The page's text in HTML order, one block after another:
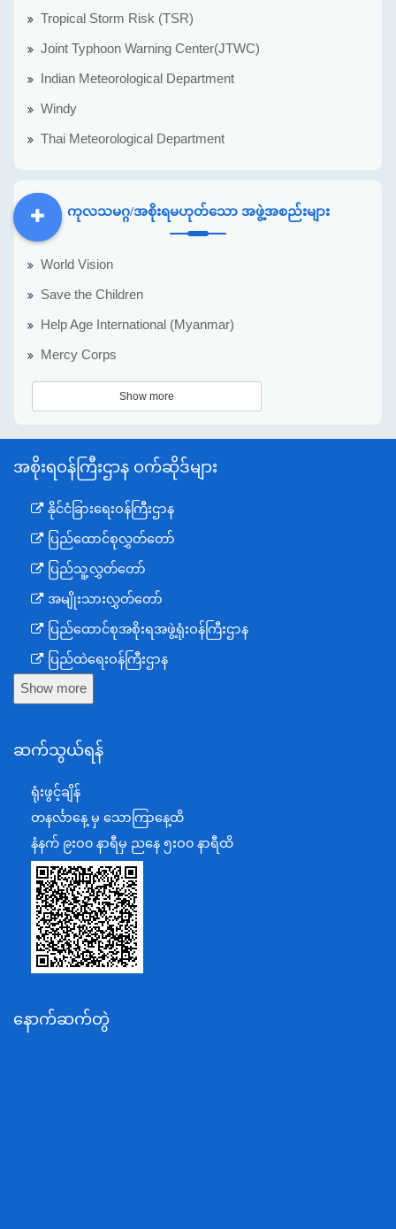
Tropical Storm Risk (TSR)
Joint Typhoon Warning Center(JTWC)
Indian Meteorological Department
Windy
Thai Meteorological Department
ကုလသမဂ္ဂ/အစိုးရမဟုတ်သော အဖွဲ့အစည်းများ
World Vision
Save the Children
Help Age International (Myanmar)
Mercy Corps
Show more
အစိုးရဝန်ကြီးဌာန ဝက်ဆိုဒ်များ
နိုင်ငံခြားရေးဝန်ကြီးဌာန
ပြည်ထောင်စုလွှတ်တော်
ပြည်သူ့လွှတ်တော်
အမျိုးသားလွှတ်တော်
ပြည်ထောင်စုအစိုးရအဖွဲ့ရုံးဝန်ကြီးဌာန
ပြည်ထဲရေးဝန်ကြီးဌာန
ကာကွယ်ရေးဝန်ကြီးဌာန
စီမံကိန်း၊ဘဏ္ဍာရေးနှင့်စက်မှုဝန်ကြီးဌာန
ရင်းနှီးမြှုပ်နှံမှုနှင့် နိုင်ငံခြားစီးပွားဆက်သွယ်ရေးဝန်ကြီးဌာန
အပြည်ပြည်ဆိုင်ရာပူးပေါင်းဆောင်ရွက်ရေးဝန်ကြီးဌာန
ပြန်ကြားရေးဝန်ကြီးဌာန
သာသနာရေးနှင့် ယဉ်ကျေးမှုဝန်ကြီးဌာန
စိုက်ပျိုးရေး၊မွေးမြူရေးနှင့်ဆည်မြောင်းဝန်ကြီးဌာန
ပို့ဆောင်ရေးနှင့်ဆက်သွယ်ရေးဝန်ကြီးဌာန
သယံဇာတနှင့်ပတ်ဝန်းကျင်ထိန်းသိမ်းရေးဝန်ကြီးဌာန
အလုပ်သမား၊လူဝင်မှုကြီးကြပ်ရေးနှင့်ပြည်သူ့အင်အား
Show more
ဆက်သွယ်ရန်
ရုံးဖွင့်ချိန်
တနင်္လာနေ့ မှ သောကြာနေ့ထိ
နံနက် ၉းဝ၀ နာရီမှ ညနေ ၅းဝ၀ နာရီထိ
နောက်ဆက်တွဲ